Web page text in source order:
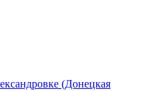
(Донецкая